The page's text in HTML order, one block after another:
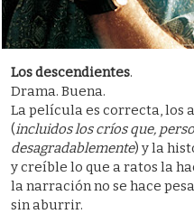
Los descendientes.
Drama. Buena.
La película es correcta, los
(incluidos los críos que,
desagradablemente) y la
y creíble lo que a ratos la
la narración no se hace
sin aburrir.